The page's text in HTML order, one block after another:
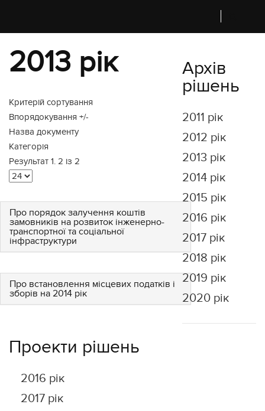
2013 рік
Критерій сортування
Впорядокування +/-
Назва документу
Категорія
Результат 1. 2 із 2
Про порядок залучення коштів
замовників на розвиток інженерно-
транспортної та соціальної
інфраструктури
Про встановлення місцевих податків і
зборів на 2014 рік
Архів
рішень
2011 рік
2012 рік
2013 рік
2014 рік
2015 рік
2016 рік
2017 рік
2018 рік
2019 рік
2020 рік
Проекти рішень
2016 рік
2017 рік